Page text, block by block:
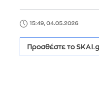
15:49, 04.05.2026
Προσθέστε το